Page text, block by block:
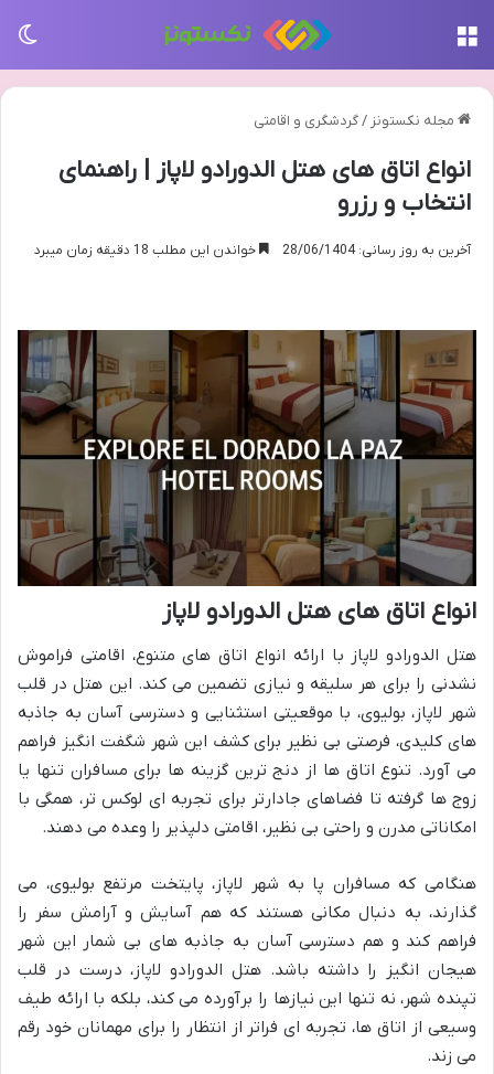
مجله نکستونز /گردشگری و اقامتی
انواع اتاق های هتل الدورادو لاپاز | راهنمای
انتخاب و رزرو
آخرین به روز رسانی: 28/06/1404 خواندن این مطلب 18 دقیقه زمان میبرد
انواع اتاق های هتل الدورادو لاپاز
هتل الدورادو لاپاز با ارائه انواع اتاق های متنوع، اقامتی فراموش
نشدنی را برای هر سلیقه و نیازی تضمین می کند. این هتل در قلب
شهر لاپاز، بولیوی، با موقعیتی استثنایی و دسترسی آسان به جاذبه
های کلیدی، فرصتی بی نظیر برای کشف این شهر شگفت انگیز فراهم
می آورد. تنوع اتاق ها از دنج ترین گزینه ها برای مسافران تنها یا
زوج ها گرفته تا فضاهای جادارتر برای تجربه ای لوکس تر، همگی با
امکاناتی مدرن و راحتی بی نظیر، اقامتی دلپذیر را وعده می دهند.
هنگامی که مسافران پا به شهر لاپاز، پایتخت مرتفع بولیوی، می
گذارند، به دنبال مکانی هستند که هم آسایش و آرامش سفر را
فراهم کند و هم دسترسی آسان به جاذبه های بی شمار این شهر
هیجان انگیز را داشته باشد. هتل الدورادو لاپاز، درست در قلب
تپنده شهر، نه تنها این نیازها را برآورده می کند، بلکه با ارائه طیف
وسیعی از اتاق ها، تجربه ای فراتر از انتظار را برای مهمانان خود رقم
می زند.